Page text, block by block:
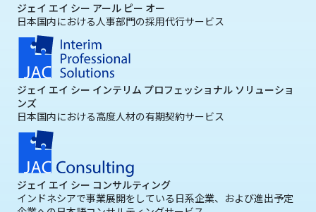
ジェイ エイ シー アール ピー オー
日本国内における人事部門の採用代行サービス
ジェイ エイ シー インテリム プロフェッショナル ソリューショ
ンズ
日本国内における高度人材の有期契約サービス
ジェイ エイ シー コンサルティング
インドネシアで事業展開をしている日系企業、および進出予定